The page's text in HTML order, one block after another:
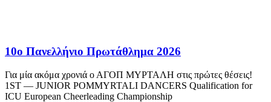
10ο Πανελλήνιο Πρωτάθλημα 2026
Για μία ακόμα χρονιά ο ΑΓΟΠ ΜΥΡΤΑΛΗ στις πρώτες θέσεις!
1ST — JUNIOR POMMYRTALI DANCERS Qualification for
ICU European Cheerleading Championship